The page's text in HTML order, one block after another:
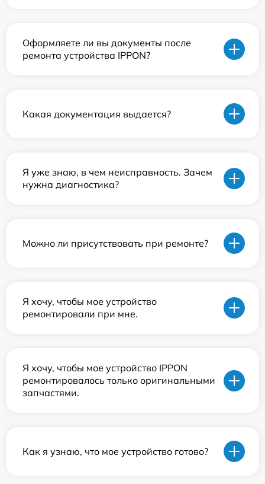
Оформляете ли вы документы после
ремонта устройства IPPON?
Какая документация выдается?
Я уже знаю, в чем неисправность. Зачем
нужна диагностика?
Можно ли присутствовать при ремонте?
Я хочу, чтобы мое устройство
ремонтировали при мне.
Я хочу, чтобы мое устройство IPPON
ремонтировалось только оригинальными
запчастями.
Как я узнаю, что мое устройство готово?